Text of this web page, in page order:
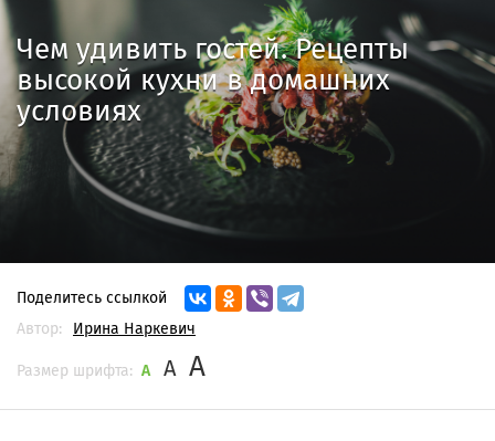
10.05.2025
Чем удивить гостей. Рецепты
высокой кухни в домашних
условиях
Поделитесь ссылкой
Автор:
Ирина Наркевич
Размер шрифта: A A A